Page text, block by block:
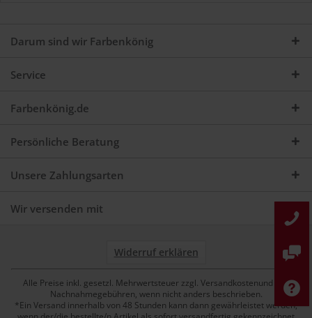
Darum sind wir Farbenkönig
Service
Farbenkönig.de
Persönliche Beratung
Unsere Zahlungsarten
Wir versenden mit
Widerruf erklären
Alle Preise inkl. gesetzl. Mehrwertsteuer zzgl. Versandkostenund ggf.
Nachnahmegebühren, wenn nicht anders beschrieben.
*Ein Versand innerhalb von 48 Stunden kann dann gewährleistet werden,